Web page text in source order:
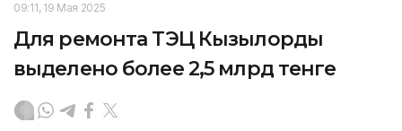
09:11, 19 Мая 2025
Для ремонта ТЭЦ Кызылорды
выделено более 2,5 млрд тенге